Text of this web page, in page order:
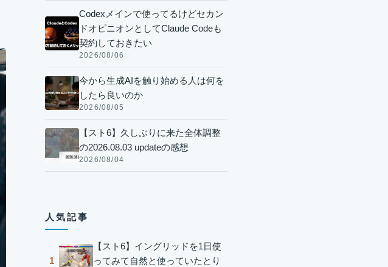
Codexメインで使ってるけどセカン
ドオピニオンとしてClaude Codeも
契約しておきたい
2026/08/06
今から生成AIを触り始める人は何を
したら良いのか
2026/08/05
【スト6】久しぶりに来た全体調整
の2026.08.03 updateの感想
2026/08/04
人気記事
1
【スト6】イングリッドを1日使
ってみて自然と使っていたとり